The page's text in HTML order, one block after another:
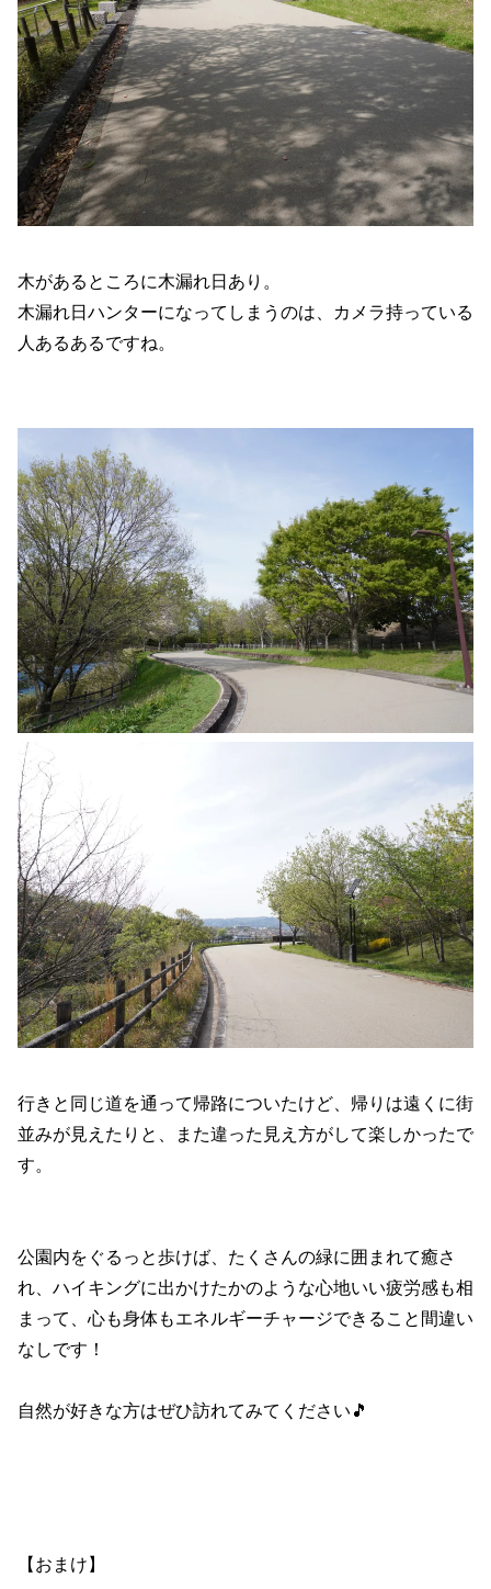
木があるところに木漏れ日あり。
木漏れ日ハンターになってしまうのは、カメラ持っている
人あるあるですね。
行きと同じ道を通って帰路についたけど、帰りは遠くに街
並みが見えたりと、また違った見え方がして楽しかったで
す。
公園内をぐるっと歩けば、たくさんの緑に囲まれて癒さ
れ、ハイキングに出かけたかのような心地いい疲労感も相
まって、心も身体もエネルギーチャージできること間違い
なしです！
自然が好きな方はぜひ訪れてみてください🎵
【おまけ】